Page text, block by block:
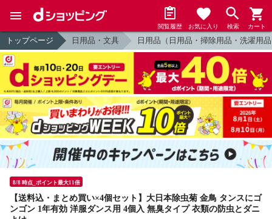
閲覧履歴 お気に入り 検索 カート
トップページ 日用品・文具 日用品（日用品・掃除用品・洗濯用
8/8 時点_ポイント最大11倍
【送料込・まとめ買い×4個セット】大日本除虫菊 金鳥 タンスにゴ
ンゴン 1年有効 洋服ダンス用 4個入 無臭タイプ 衣類の防虫とダニ